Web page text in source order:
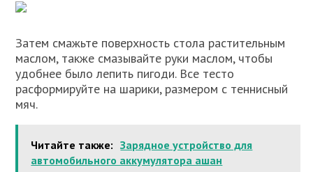
Затем смажьте поверхность стола растительным
маслом, также смазывайте руки маслом, чтобы
удобнее было лепить пигоди. Все тесто
расформируйте на шарики, размером с теннисный
мяч.
Читайте также: Зарядное устройство для
автомобильного аккумулятора ашан